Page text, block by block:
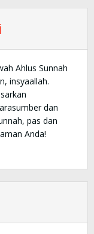
Ahlus Sunnah
insyaallah.
dan
pas dan
Anda!